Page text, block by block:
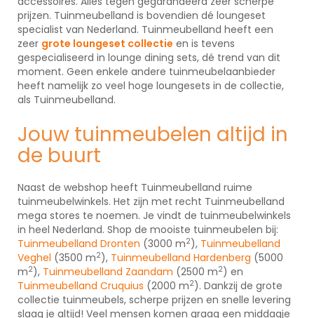
prijzen. Tuinmeubelland is bovendien dé loungeset
specialist van Nederland. Tuinmeubelland heeft een
zeer grote loungeset collectie en is tevens
gespecialiseerd in lounge dining sets, dé trend van dit
moment. Geen enkele andere tuinmeubelaanbieder
heeft namelijk zo veel hoge loungesets in de collectie,
als Tuinmeubelland.
Jouw tuinmeubelen altijd in
de buurt
Naast de webshop heeft Tuinmeubelland ruime
tuinmeubelwinkels. Het zijn met recht Tuinmeubelland
mega stores te noemen. Je vindt de tuinmeubelwinkels
in heel Nederland. Shop de mooiste tuinmeubelen bij:
Tuinmeubelland Dronten (3000 m2), Tuinmeubelland
Veghel (3500 m2), Tuinmeubelland Hardenberg (5000
m2), Tuinmeubelland Zaandam (2500 m2) en
Tuinmeubelland Cruquius (2000 m2). Dankzij de grote
collectie tuinmeubels, scherpe prijzen en snelle levering
slaag je altijd! Veel mensen komen graag een middagje